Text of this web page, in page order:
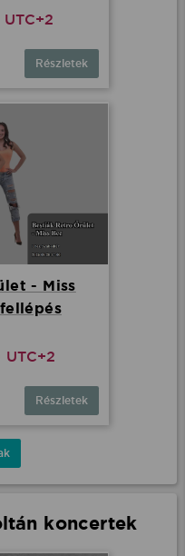
Részletek
- Miss
Részletek
koncertek